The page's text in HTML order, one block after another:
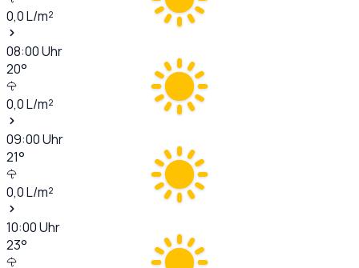
0,0L/m²
08:00Uhr
20°
0,0L/m²
09:00Uhr
21°
0,0L/m²
10:00Uhr
23°